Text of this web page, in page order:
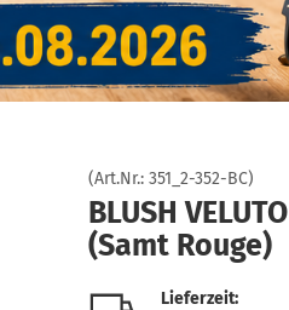
(Art.Nr.: 351_2-352-BC)
BLUSH VELUTO
(Samt Rouge)
Lieferzeit: